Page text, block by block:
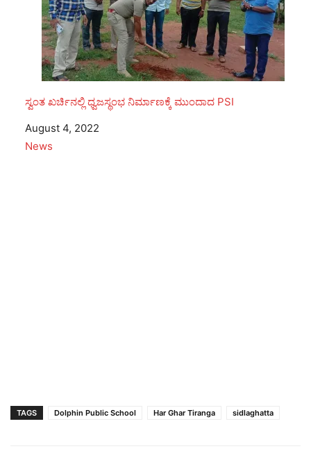
ಸ್ವಂತ ಖರ್ಚಿನಲ್ಲಿ ಧ್ವಜಸ್ಥಂಭ ನಿರ್ಮಾಣಕ್ಕೆ ಮುಂದಾದ PSI
Date
August 4, 2022
In relation to
News
TAGS Dolphin Public School Har Ghar Tiranga sidlaghatta